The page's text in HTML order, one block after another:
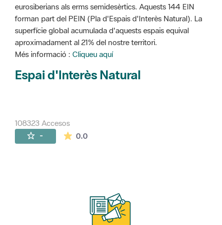
eurosiberians als erms semidesèrtics. Aquests 144 EIN
forman part del PEIN (Pla d'Espais d'Interès Natural). La
superfície global acumulada d'aquests espais equival
aproximadament al 21% del nostre territori.
Més informació : Cliqueu aquí
Espai d'Interès Natural
108323 Accesos
- 0.0La valoración media es de 0 estrellas de